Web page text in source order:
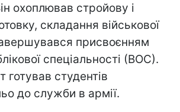
охоплював стройову і
складання військової
присвоєнням
спеціальності (ВОС).
готував студентів
до служби в армії.